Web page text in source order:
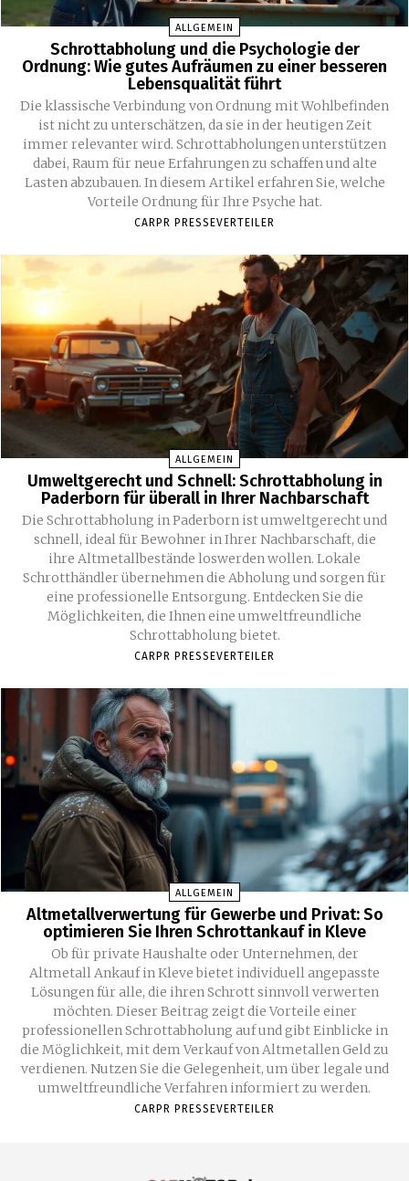
ALLGEMEIN
Schrottabholung und die Psychologie der
Ordnung: Wie gutes Aufräumen zu einer besseren
Lebensqualität führt
Die klassische Verbindung von Ordnung mit Wohlbefinden
ist nicht zu unterschätzen, da sie in der heutigen Zeit
immer relevanter wird. Schrottabholungen unterstützen
dabei, Raum für neue Erfahrungen zu schaffen und alte
Lasten abzubauen. In diesem Artikel erfahren Sie, welche
Vorteile Ordnung für Ihre Psyche hat.
CARPR PRESSEVERTEILER
ALLGEMEIN
Umweltgerecht und Schnell: Schrottabholung in
Paderborn für überall in Ihrer Nachbarschaft
Die Schrottabholung in Paderborn ist umweltgerecht und
schnell, ideal für Bewohner in Ihrer Nachbarschaft, die
ihre Altmetallbestände loswerden wollen. Lokale
Schrotthändler übernehmen die Abholung und sorgen für
eine professionelle Entsorgung. Entdecken Sie die
Möglichkeiten, die Ihnen eine umweltfreundliche
Schrottabholung bietet.
CARPR PRESSEVERTEILER
ALLGEMEIN
Altmetallverwertung für Gewerbe und Privat: So
optimieren Sie Ihren Schrottankauf in Kleve
Ob für private Haushalte oder Unternehmen, der
Altmetall Ankauf in Kleve bietet individuell angepasste
Lösungen für alle, die ihren Schrott sinnvoll verwerten
möchten. Dieser Beitrag zeigt die Vorteile einer
professionellen Schrottabholung auf und gibt Einblicke in
die Möglichkeit, mit dem Verkauf von Altmetallen Geld zu
verdienen. Nutzen Sie die Gelegenheit, um über legale und
umweltfreundliche Verfahren informiert zu werden.
CARPR PRESSEVERTEILER